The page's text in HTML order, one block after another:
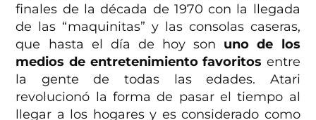
finales de la década de 1970 con la llegada
de las “maquinitas” y las consolas caseras,
que hasta el día de hoy son uno de los
medios de entretenimiento favoritos entre
la gente de todas las edades. Atari
revolucionó la forma de pasar el tiempo al
llegar a los hogares y es considerado como